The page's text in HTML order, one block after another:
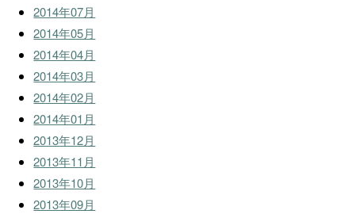
2014年07月
2014年05月
2014年04月
2014年03月
2014年02月
2014年01月
2013年12月
2013年11月
2013年10月
2013年09月